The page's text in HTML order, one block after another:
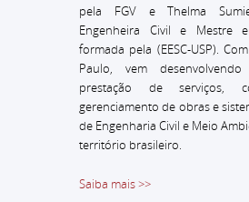
pela FGV e Thelma
Engenheira Civil e Mestre
formada pela (EESC-USP).
Paulo, vem
prestação de serviços,
gerenciamento de obras e
de Engenharia Civil e Meio
território brasileiro.
Saiba mais >>